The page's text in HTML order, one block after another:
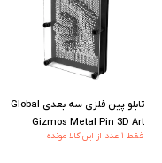
تابلو پین فلزی سه بعدی Global
Gizmos Metal Pin 3D Art
فقط ۱ عدد از این کالا مونده